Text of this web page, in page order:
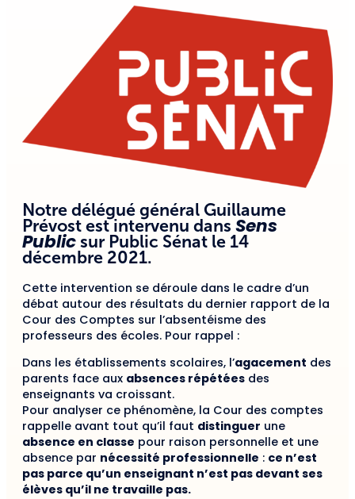
Notre délégué général Guillaume
Prévost est intervenu dans Sens
Public sur Public Sénat le 14
décembre 2021.
Cette intervention se déroule dans le cadre d’un
débat autour des résultats du dernier rapport de la
Cour des Comptes sur l’absentéisme des
professeurs des écoles. Pour rappel :
Dans les établissements scolaires, l’agacement des
parents face aux absences répétées des
enseignants va croissant.
Pour analyser ce phénomène, la Cour des comptes
rappelle avant tout qu’il faut distinguer une
absence en classe pour raison personnelle et une
absence par nécessité professionnelle : ce n’est
pas parce qu’un enseignant n’est pas devant ses
élèves qu’il ne travaille pas.